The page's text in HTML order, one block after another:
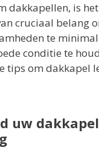
dakkapellen, is
cruciaal belang
te
conditie te
tips om dakkapel
uw dakkapel